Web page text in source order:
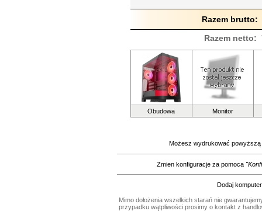
Razem brutto:
Razem netto:
Obudowa Monitor
Możesz wydrukować powyższą
Zmien konfiguracje za pomoca
Dodaj
Mimo dołożenia wszelkich starań nie
przypadku wątpliwości prosimy o kontakt z